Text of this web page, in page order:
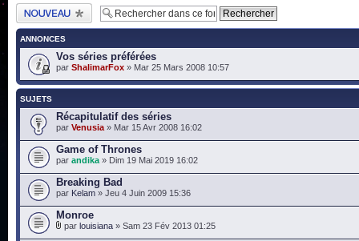
Publier un nouveau
sujet
ANNONCES
Vos séries préférées
par ShalimarFox » Mar 25 Mars 2008 10:57
SUJETS
Récapitulatif des séries
par Venusia » Mar 15 Avr 2008 16:02
Game of Thrones
par andika » Dim 19 Mai 2019 16:02
Breaking Bad
par Kelam » Jeu 4 Juin 2009 15:36
Monroe
par louisiana » Sam 23 Fév 2013 01:25